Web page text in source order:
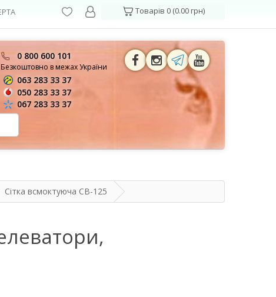
Товарів 0 (0.00 грн)
0 800 600 101
Безкоштовно в межах України
063 283 33 37
050 283 33 37
067 283 33 37
Сітка всмоктуюча СВ-125